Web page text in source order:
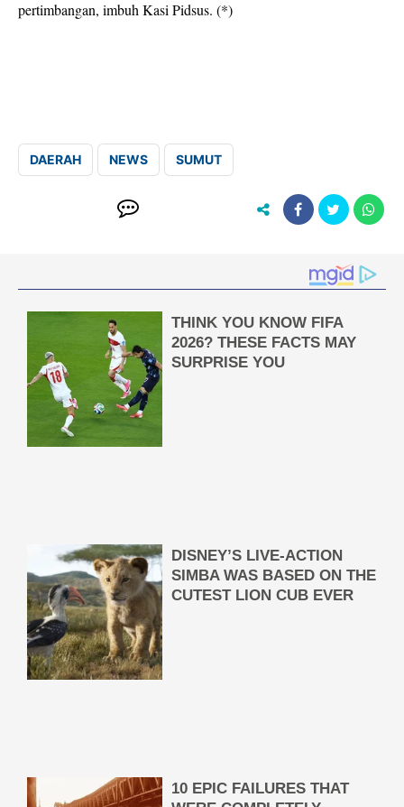
pertimbangan, imbuh Kasi Pidsus. (*)
DAERAH NEWS SUMUT